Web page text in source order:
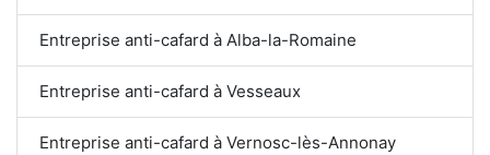
Entreprise anti-cafard à Alba-la-Romaine
Entreprise anti-cafard à Vesseaux
Entreprise anti-cafard à Vernosc-lès-Annonay